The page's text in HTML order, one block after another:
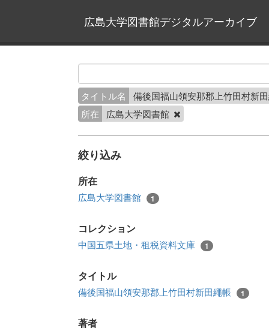
広島大学図書館デジタルアーカイブ
タイトル名
備後国福山領安那郡上竹田村新
所在
広島大学図書館
絞り込み
所在
広島大学図書館 1
コレクション
中国五県土地・租税資料文庫 1
タイトル
備後国福山領安那郡上竹田村新田繩帳 1
著者